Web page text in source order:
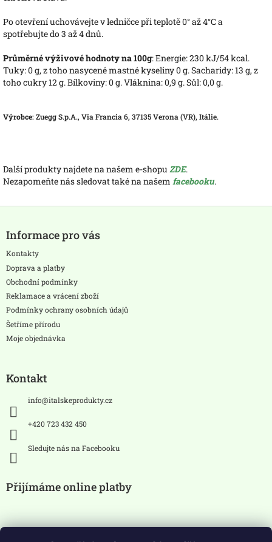
Po otevření uchovávejte v ledničce při teplotě 0° až 4°C a
spotřebujte do 3 až 4 dnů.
Průměrné výživové hodnoty na 100g: Energie: 230 kJ/54 kcal.
Tuky: 0 g, z toho nasycené mastné kyseliny 0 g. Sacharidy: 13 g, z
toho cukry 12 g. Bílkoviny: 0 g. Vláknina: 0,9 g. Sůl: 0,0 g.
Výrobce: Zuegg S.p.A., Via Francia 6, 37135 Verona (VR), Itálie.
Další produkty najdete na našem e-shopu ZDE.
Nezapomeňte nás sledovat také na našem facebooku.
pInformace pro vás
Kontakty
Doprava a platby
Obchodní podmínky
Reklamace a vrácení zboží
Podmínky ochrany osobních údajů
Šetříme přírodu
Moje objednávka
Kontakt
info@italskeprodukty.cz
+420 723 432 450
Sledujte nás na Facebooku
Přijímáme online platby